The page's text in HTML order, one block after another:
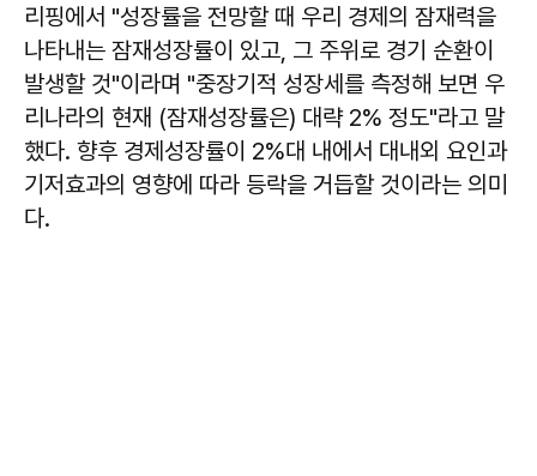
리핑에서 "성장률을 전망할 때 우리 경제의 잠재력을
나타내는 잠재성장률이 있고, 그 주위로 경기 순환이
발생할 것"이라며 "중장기적 성장세를 측정해 보면 우
리나라의 현재 (잠재성장률은) 대략 2% 정도"라고 말
했다. 향후 경제성장률이 2%대 내에서 대내외 요인과
기저효과의 영향에 따라 등락을 거듭할 것이라는 의미
다.